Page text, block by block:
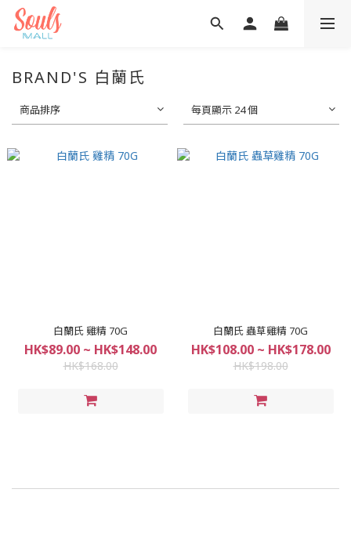
BRAND'S 白蘭氏
商品排序 每頁顯示 24 個
白蘭氏 雞精 70G
HK$89.00 ~ HK$148.00
HK$168.00
白蘭氏 蟲草雞精 70G
HK$108.00 ~ HK$178.00
HK$198.00